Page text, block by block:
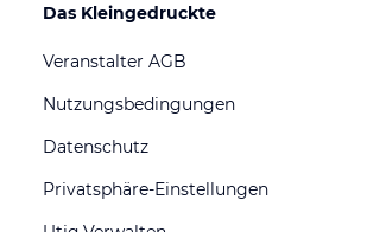
Das Kleingedruckte
Veranstalter AGB
Nutzungsbedingungen
Datenschutz
Privatsphäre-Einstellungen